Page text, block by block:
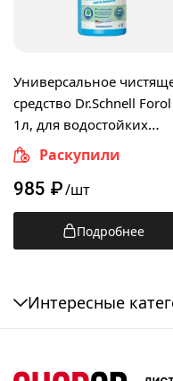
Универсальное
средство Dr.Schnell Forol
1л, для водостойких
поверхностей, 30014,
143389
Раскупили
985 ₽/шт
Подробнее
Интересные